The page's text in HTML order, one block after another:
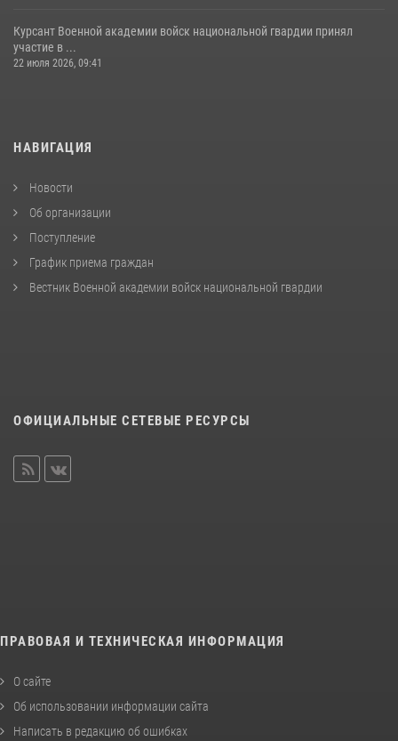
Курсант Военной академии войск национальной гвардии принял
участие в ...
22 июля 2026, 09:41
НАВИГАЦИЯ
Новости
Об организации
Поступление
График приема граждан
Вестник Военной академии войск национальной гвардии
ОФИЦИАЛЬНЫЕ СЕТЕВЫЕ РЕСУРСЫ
ПРАВОВАЯ И ТЕХНИЧЕСКАЯ ИНФОРМАЦИЯ
О сайте
Об использовании информации сайта
Написать в редакцию об ошибках